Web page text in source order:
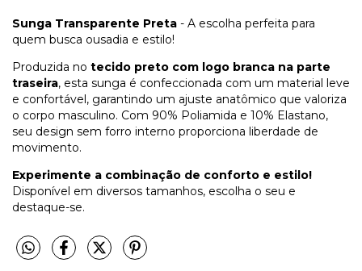
Sunga Transparente Preta - A escolha perfeita para
quem busca ousadia e estilo!
Produzida no tecido preto com logo branca na parte
traseira, esta sunga é confeccionada com um material leve
e confortável, garantindo um ajuste anatômico que valoriza
o corpo masculino. Com 90% Poliamida e 10% Elastano,
seu design sem forro interno proporciona liberdade de
movimento.
Experimente a combinação de conforto e estilo!
Disponível em diversos tamanhos, escolha o seu e
destaque-se.